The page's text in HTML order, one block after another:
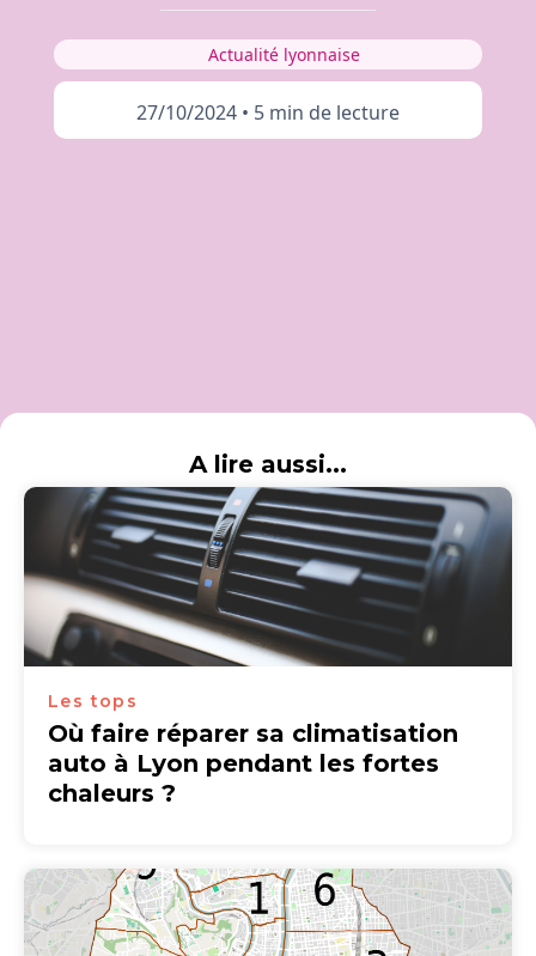
Actualité lyonnaise
27/10/2024 • 5 min de lecture
A lire aussi...
Les tops
Où faire réparer sa climatisation
auto à Lyon pendant les fortes
chaleurs ?